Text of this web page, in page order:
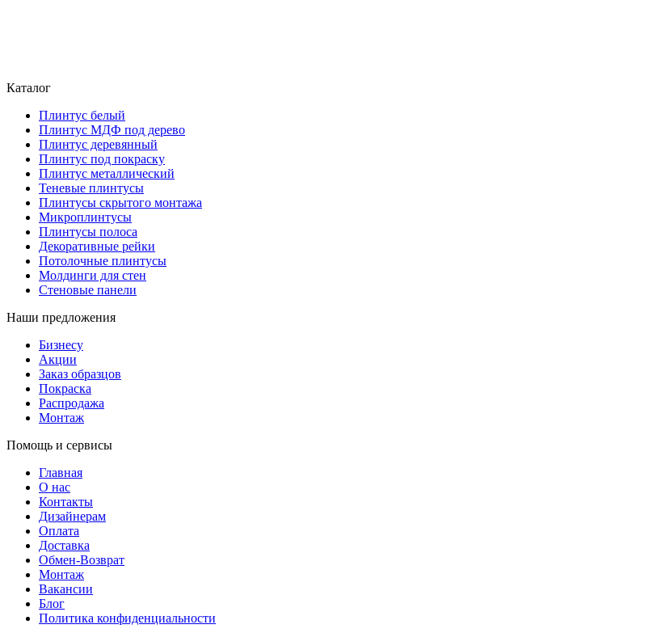
Каталог
Плинтус белый
Плинтус МДФ под дерево
Плинтус деревянный
Плинтус под покраску
Плинтус металлический
Теневые плинтусы
Плинтусы скрытого монтажа
Микроплинтусы
Плинтусы полоса
Декоративные рейки
Потолочные плинтусы
Молдинги для стен
Стеновые панели
Наши предложения
Бизнесу
Акции
Заказ образцов
Покраска
Распродажа
Монтаж
Помощь и сервисы
Главная
О нас
Контакты
Дизайнерам
Оплата
Доставка
Обмен-Возврат
Монтаж
Вакансии
Блог
Политика конфиденциальности